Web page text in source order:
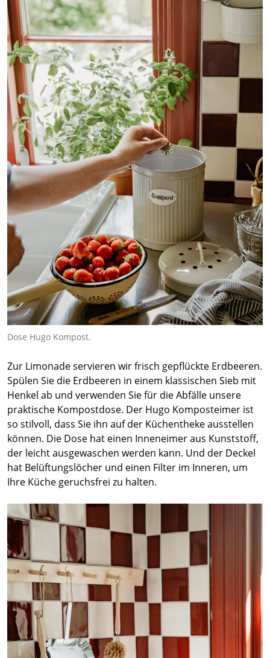
Dose Hugo Kompost.
Zur Limonade servieren wir frisch gepflückte Erdbeeren.
Spülen Sie die Erdbeeren in einem klassischen Sieb mit
Henkel ab und verwenden Sie für die Abfälle unsere
praktische Kompostdose. Der Hugo Komposteimer ist
so stilvoll, dass Sie ihn auf der Küchentheke ausstellen
können. Die Dose hat einen Inneneimer aus Kunststoff,
der leicht ausgewaschen werden kann. Und der Deckel
hat Belüftungslöcher und einen Filter im Inneren, um
Ihre Küche geruchsfrei zu halten.